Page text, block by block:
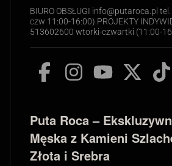
BIURO OBSŁUGI info@putaroca.pl
czw 11:00-16:00) PROJEKTY
513602600 wtorki-czwartki (11:00-
Puta Roca –
Męska z Kamieni
Złota i Srebra